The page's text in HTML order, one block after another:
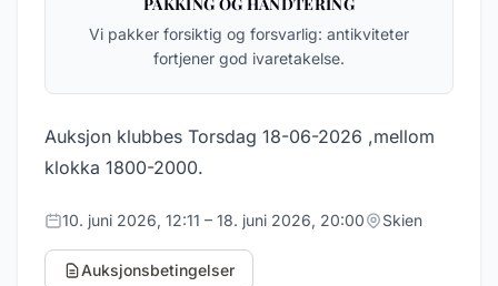
Vi pakker forsiktig og forsvarlig: antikviteter
fortjener god ivaretakelse.
Auksjon klubbes Torsdag 18-06-2026 ,mellom
klokka 1800-2000.
10. juni 2026, 12:11 – 18. juni 2026, 20:00 Skien
Auksjonsbetingelser